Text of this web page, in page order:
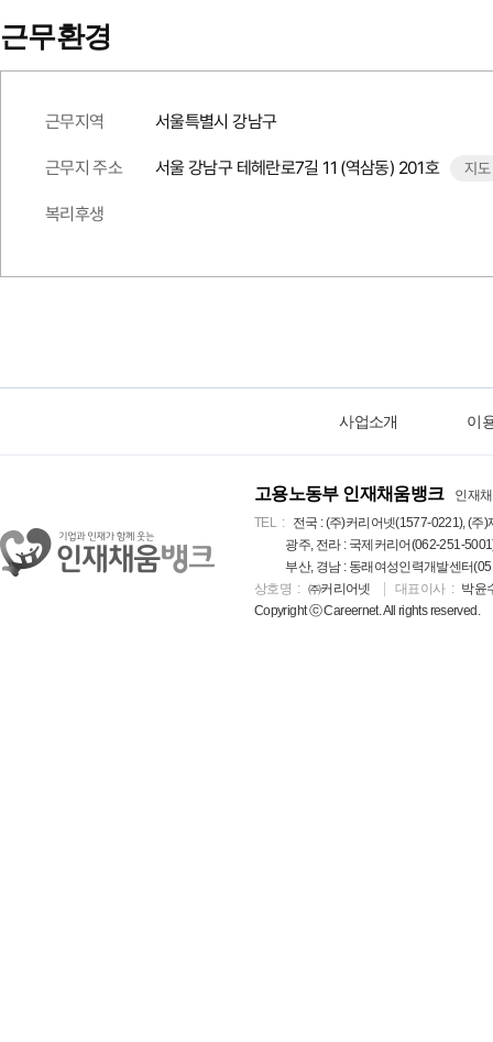
근무환경
근무지역 서울특별시 강남구
근무지 주소 서울 강남구 테헤란로7길 11 (역삼동) 201호 지도
복리후생
사업소개 이
고용노동부 인재채움뱅크
인재
TEL
전국 : (주)커리어넷(1577-0221), (
광주, 전라 : 국제커리어(062-251-
부산, 경남 : 동래여성인력개발센터
상호명
㈜커리어넷 대표이사
박윤
Copyright ⓒ Careernet. All rights reserved.